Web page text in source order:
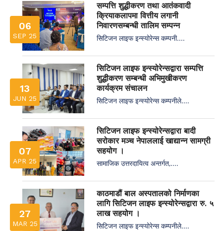
06
SEP 25
सम्पत्ति शुद्धीकरण तथा आतंकवादी
क्रियाकलापमा वित्तीय लगानी
निवारणसम्बन्धी तालिम सम्पन्न
सिटिजन लाइफ इन्स्योरेन्स कम्पनी....
13
JUN 25
सिटिजन लाइफ इन्स्योरेन्सद्वारा सम्पत्ति
शुद्धीकरण सम्बन्धी अभिमुखीकरण
कार्यक्रम संचालन
सिटिजन लाइफ इन्स्योरेन्स कम्पनीले....
07
APR 25
सिटिजन लाइफ इन्स्योरेन्सद्वारा बादी
सरोकार मञ्च नेपाललाई खाद्यान्न सामग्री
सहयोग ।
सामाजिक उत्तरदायित्व अन्तर्गत,....
27
MAR 25
काठमाडौं बाल अस्पतालको निर्माणका
लागि सिटिजन लाइफ इन्स्योरेन्सद्वारा रु. ५
लाख सहयोग ।
सिटिजन लाइफ इन्स्योरेन्स कम्पनीले....